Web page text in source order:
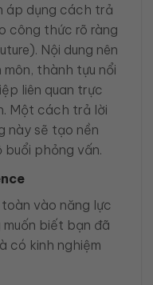
áp dụng cách trả
công thức rõ ràng
Nội dung nên
thành tựu nổi
liên quan trực
Một cách trả lời
này sẽ tạo nền
phỏng vấn.
vào năng lực
muốn biết bạn đã
có kinh nghiệm